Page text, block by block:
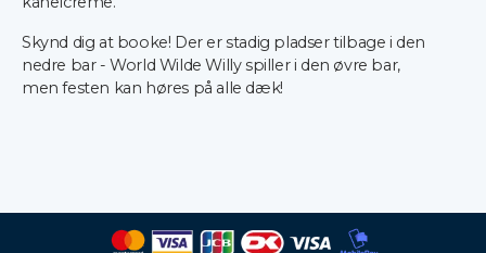
Skynd dig at booke! Der er stadig pladser tilbage i den
nedre bar - World Wilde Willy spiller i den øvre bar,
men festen kan høres på alle dæk!